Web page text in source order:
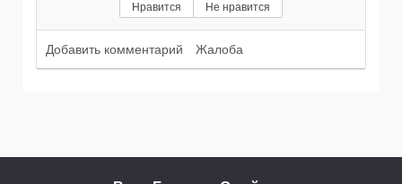
Нравится Не нравится
Добавить комментарий Жалоба